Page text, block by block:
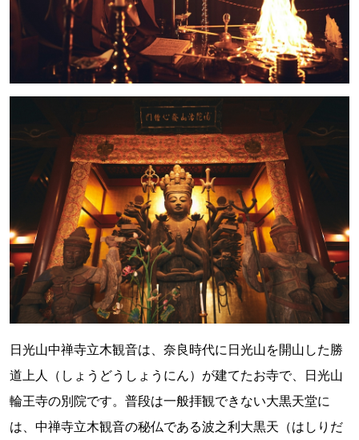
日光山中禅寺立木観音は、奈良時代に日光山を開山した勝
道上人（しょうどうしょうにん）が建てたお寺で、日光山
輪王寺の別院です。普段は一般拝観できない大黒天堂に
は、中禅寺立木観音の秘仏である波之利大黒天（はしりだ